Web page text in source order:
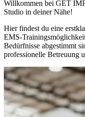
Willkommen bei GET
Studio in deiner Nähe!
Hier findest du eine
EMS-
Bedürfnisse abgestimmt
professionelle Betreuung